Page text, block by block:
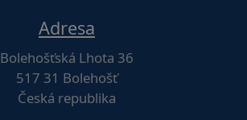
Adresa
Bolehošťská Lhota 36
517 31 Bolehošť
Česká republika